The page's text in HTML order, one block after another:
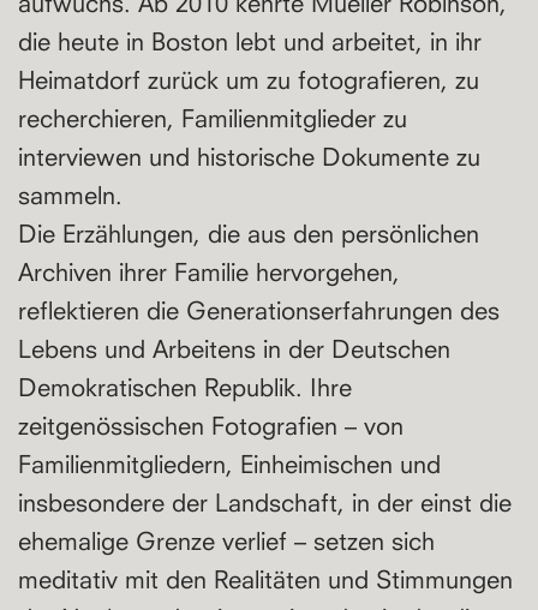
die heute in Boston lebt und arbeitet, in ihr
Heimatdorf zurück um zu fotografieren, zu
recherchieren, Familienmitglieder zu
interviewen und historische Dokumente zu
sammeln.
Die Erzählungen, die aus den persönlichen
Archiven ihrer Familie hervorgehen,
reflektieren die Generationserfahrungen des
Lebens und Arbeitens in der Deutschen
Demokratischen Republik. Ihre
zeitgenössischen Fotografien – von
Familienmitgliedern, Einheimischen und
insbesondere der Landschaft, in der einst die
ehemalige Grenze verlief – setzen sich
meditativ mit den Realitäten und Stimmungen